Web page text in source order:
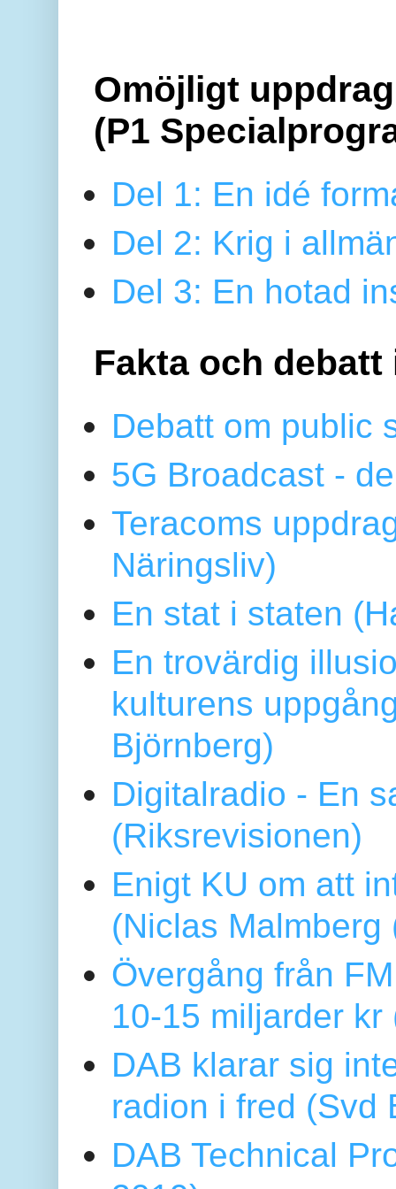
Omöjligt
(P1
Del 1: En idé
Del 2: Krig i
Del 3: En hotad
Fakta och debatt
Debatt om public
5G Broadcast -
Teracoms
Näringsliv)
En stat i staten
En trovärdig
kulturens
Björnberg)
Digitalradio - En
(Riksrevisionen)
Enigt KU om att
(Niclas
Övergång från
10-15 miljarder kr
DAB klarar sig
radion i fred (Svd
DAB Technical